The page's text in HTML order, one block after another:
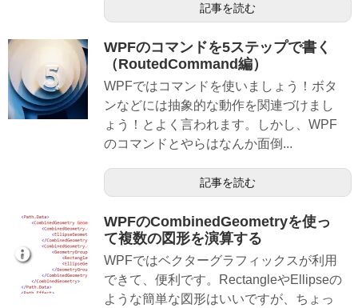
記事を読む
WPFのコマンドを5ステップで書く
（RoutedCommand編）
WPFではコマンドを使いましょう！ボタ
ンなどには抽象的な動作を関連づけまし
ょう！とよく言われます。しかし、WPF
のコマンドとやらはなんか面倒...
記事を読む
WPFのCombinedGeometryを使っ
て複数の図形を演算する
WPFではベクターグラフィックスが利用
できて、便利です。RectangleやEllipseの
ような簡単な図形はいいですが、ちょっ